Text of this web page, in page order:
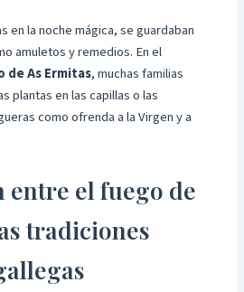
en la noche mágica, se guardaban
amuletos y remedios. En el
de As Ermitas, muchas familias
plantas en las capillas o las
como ofrenda a la Virgen y a
entre el fuego de
tradiciones